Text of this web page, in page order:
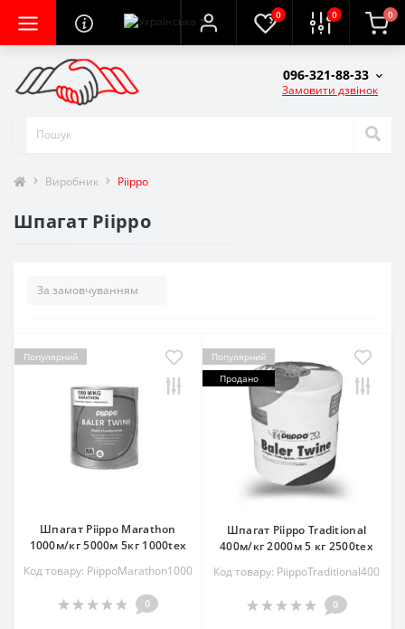
0 0 0
096-321-88-33
Замовити дзвінок
Виробник Piippo
Шпагат Piippo
Популярний
Шпагат Piippo Marathon
1000м/кг 5000м 5кг 1000tex
Код товару: PiippoMarathon1000
0
Популярний
Продано
Шпагат Piippo Traditional
400м/кг 2000м 5 кг 2500tex
Код товару: PiippoTraditional400
0